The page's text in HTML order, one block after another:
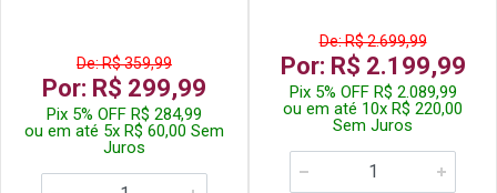
De: R$ 359,99
Por: R$ 299,99
Pix 5% OFF R$ 284,99
ou em até 5x R$ 60,00 Sem
Juros
De: R$ 2.699,99
Por: R$ 2.199,99
Pix 5% OFF R$ 2.089,99
ou em até 10x R$ 220,00
Sem Juros